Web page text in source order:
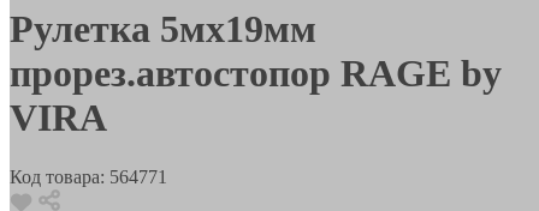
Рулетка 5мх19мм
прорез.автостопор RAGE by
VIRA
Код товара: 564771